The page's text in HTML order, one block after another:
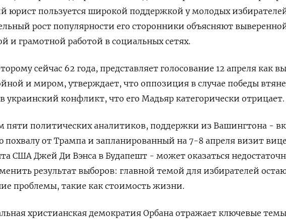
юрист пользуется широкой поддержкой у молодых
рост популярности его сторонники объясняют
и грамотной работой в социальных сетях.
сейчас 62 года, представляет голосование ‌12 апреля как
и миром, утверждает, что оппозиция в случае победы
украинский конфликт, что его Мадьяр категорически отрицает.
пяти политических аналитиков, поддержки из Вашингтона -
похвалу от Трампа ​и запланированный на 7-8 апреля визит
США Джей Ди Вэнса в Будапешт - может оказаться
результат выборов: главной темой для избирателей
проблемы, такие как стоимость жизни.
христианская демократия ‌Орбана отражает ключевые темы